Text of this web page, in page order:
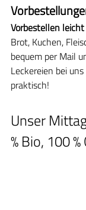
Vorbestellen
Brot, Kuchen,
bequem per Mail
Leckereien bei
praktisch!
Unser
% Bio, 100